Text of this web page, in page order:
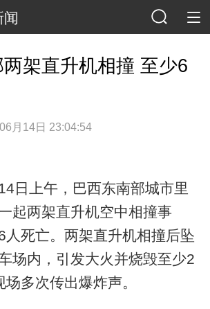
闻
架直升机相撞 至少6
月14日 23:04:54
上午，巴西东南部城市里
起两架直升机空中相撞事
人死亡。两架直升机相撞后坠
场内，引发大火并烧毁至少2
多次传出爆炸声。